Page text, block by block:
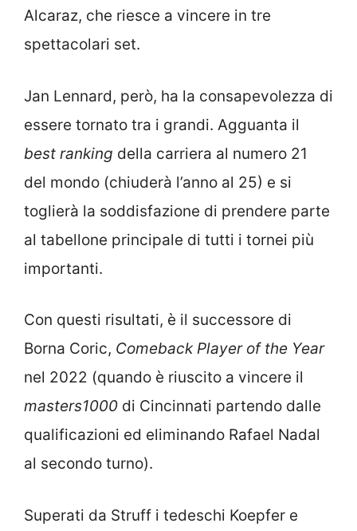
Alcaraz, che riesce a vincere in tre
spettacolari set.
Jan Lennard, però, ha la consapevolezza di
essere tornato tra i grandi. Agguanta il
best ranking della carriera al numero 21
del mondo (chiuderà l’anno al 25) e si
toglierà la soddisfazione di prendere parte
al tabellone principale di tutti i tornei più
importanti.
Con questi risultati, è il successore di
Borna Coric, Comeback Player of the Year
nel 2022 (quando è riuscito a vincere il
masters1000 di Cincinnati partendo dalle
qualificazioni ed eliminando Rafael Nadal
al secondo turno).
Superati da Struff i tedeschi Koepfer e